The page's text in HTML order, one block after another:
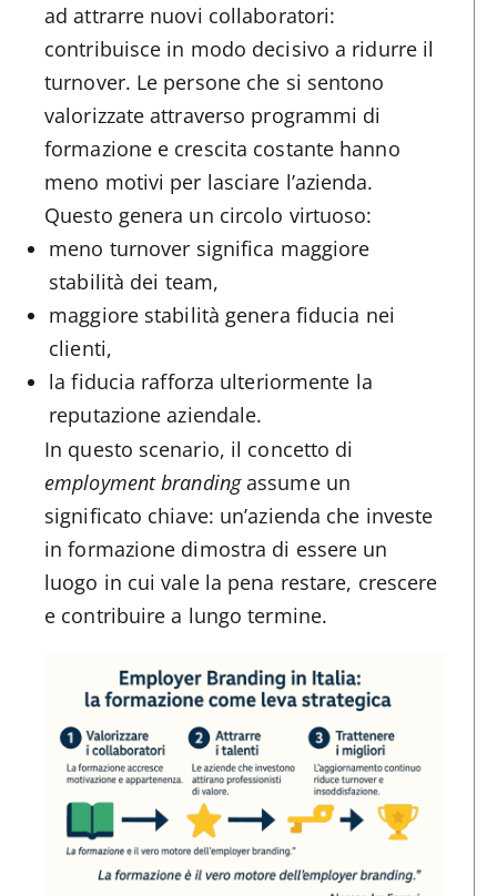
ad attrarre nuovi collaboratori:
contribuisce in modo decisivo a ridurre il
turnover. Le persone che si sentono
valorizzate attraverso programmi di
formazione e crescita costante hanno
meno motivi per lasciare l’azienda.
Questo genera un circolo virtuoso:
meno turnover significa maggiore
stabilità dei team,
maggiore stabilità genera fiducia nei
clienti,
la fiducia rafforza ulteriormente la
reputazione aziendale.
In questo scenario, il concetto di
employment brandingassume un
significato chiave: un’azienda che investe
in formazione dimostra di essere un
luogo in cui vale la pena restare, crescere
e contribuire a lungo termine.